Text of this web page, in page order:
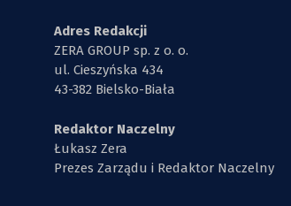
Adres Redakcji
ZERA GROUP sp. z o. o.
ul. Cieszyńska 434
43-382 Bielsko-Biała
Redaktor Naczelny
Łukasz Zera
Prezes Zarządu i Redaktor Naczelny